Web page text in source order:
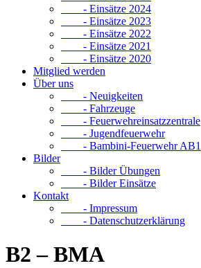
- Einsätze 2024
- Einsätze 2023
- Einsätze 2022
- Einsätze 2021
- Einsätze 2020
Mitglied werden
Über uns
- Neuigkeiten
- Fahrzeuge
- Feuerwehreinsatzzentrale
- Jugendfeuerwehr
- Bambini-Feuerwehr AB1
Bilder
- Bilder Übungen
- Bilder Einsätze
Kontakt
- Impressum
- Datenschutzerklärung
B2 – BMA